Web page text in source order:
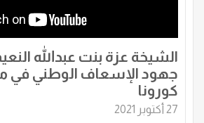
الشيخة عزة بنت عبدالله
جهود الإسعاف الوطني في
كورونا
27 أكتوبر 2021